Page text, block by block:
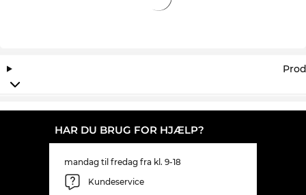
HAR DU BRUG FOR HJÆLP?
mandag til fredag fra kl. 9-18
Kundeservice